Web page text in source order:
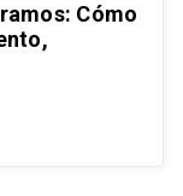
Cómo